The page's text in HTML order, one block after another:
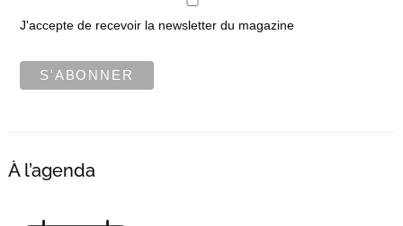
J'accepte de recevoir la newsletter du magazine
À l’agenda